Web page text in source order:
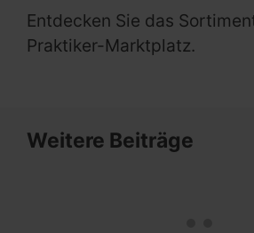
Entdecken Sie das
Praktiker-Marktplatz.
Weitere Beiträge